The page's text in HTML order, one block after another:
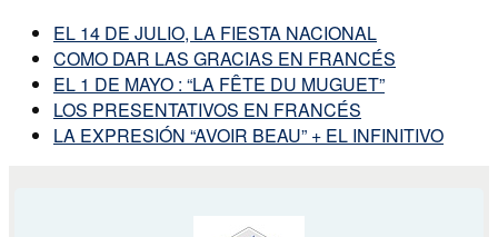
EL 14 DE JULIO, LA FIESTA NACIONAL
COMO DAR LAS GRACIAS EN FRANCÉS
EL 1 DE MAYO : “LA FÊTE DU MUGUET”
LOS PRESENTATIVOS EN FRANCÉS
LA EXPRESIÓN “AVOIR BEAU” + EL INFINITIVO